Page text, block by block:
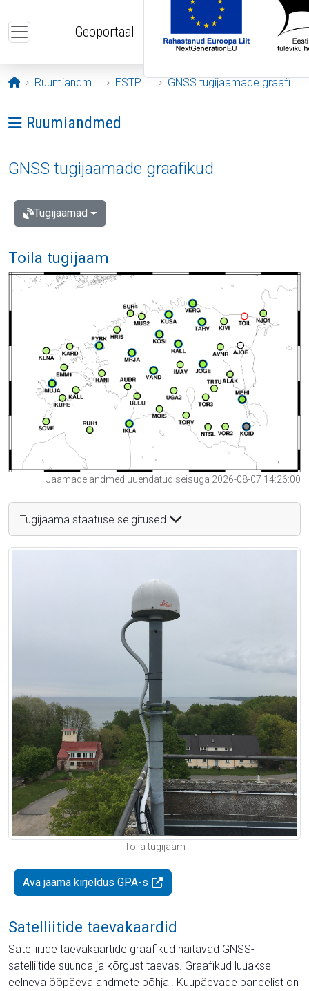
Geoportaal
Avaleht
Ruumiandmed ESTPOS GNSS tugijaamade graafikud
Ava menüü: Ruumiandmed
Ruumiandmed
GNSS tugijaamade graafikud
Tugijaamad
Toila tugijaam
Jaamade andmed uuendatud seisuga 2026-08-07 14:26:00
Tugijaama staatuse selgitused
Toila tugijaam
Ava jaama kirjeldus GPA-s
Satelliitide taevakaardid
Satelliitide taevakaartide graafikud näitavad GNSS-
satelliitide suunda ja kõrgust taevas. Graafikud luuakse
eelneva ööpäeva andmete põhjal. Kuupäevade paneelist on